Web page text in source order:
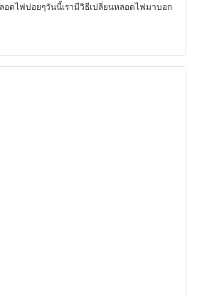
ดไฟบ่อยๆวันนี้เรามีวิธีเปลี่ยนหลอดไฟมาบอก